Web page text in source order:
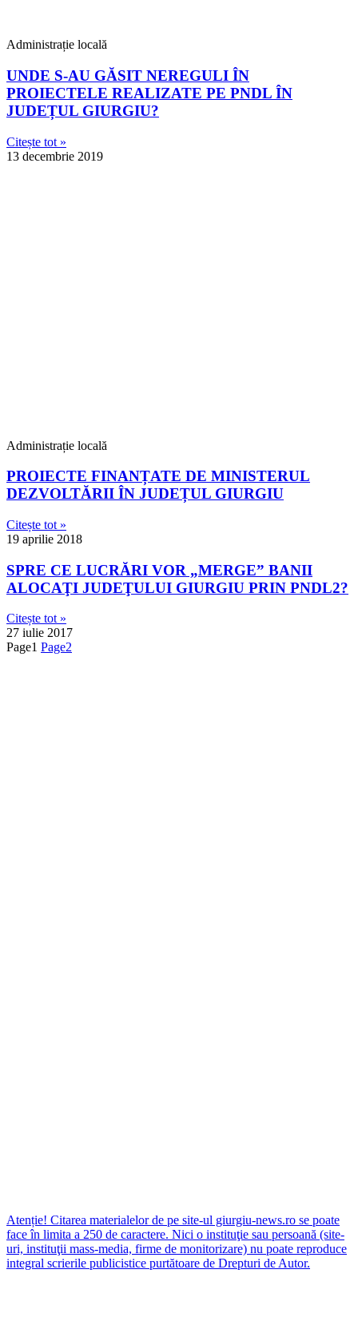
Administrație locală
UNDE S-AU GĂSIT NEREGULI ÎN
PROIECTELE REALIZATE PE PNDL ÎN
JUDEȚUL GIURGIU?
Citește tot »
13 decembrie 2019
Administrație locală
PROIECTE FINANȚATE DE MINISTERUL
DEZVOLTĂRII ÎN JUDEȚUL GIURGIU
Citește tot »
19 aprilie 2018
SPRE CE LUCRĂRI VOR „MERGE” BANII
ALOCAŢI JUDEŢULUI GIURGIU PRIN PNDL2?
Citește tot »
27 iulie 2017
Page1 Page2
Atenție! Citarea materialelor de pe site-ul giurgiu-news.ro se poate
face în limita a 250 de caractere. Nici o instituţie sau persoană (site-
uri, instituţii mass-media, firme de monitorizare) nu poate reproduce
integral scrierile publicistice purtătoare de Drepturi de Autor.